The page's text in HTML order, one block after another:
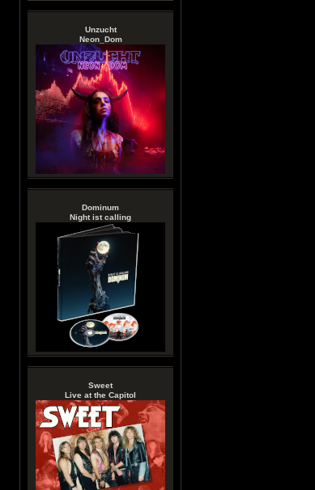
Unzucht
Neon_Dom
Dominum
Night ist calling
Sweet
Live at the Capitol